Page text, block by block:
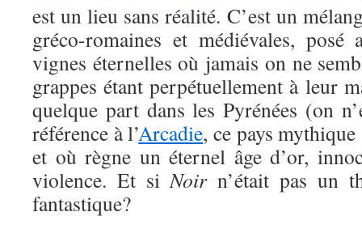
est un lieu sans réalité. C’est un
gréco-romaines et médiévales, posé
vignes éternelles où jamais on ne
grappes étant perpétuellement à leur
quelque part dans les Pyrénées (on
référence à l’Arcadie, ce pays
et où règne un éternel âge d’or,
violence. Et si Noirn’était pas un
fantastique?